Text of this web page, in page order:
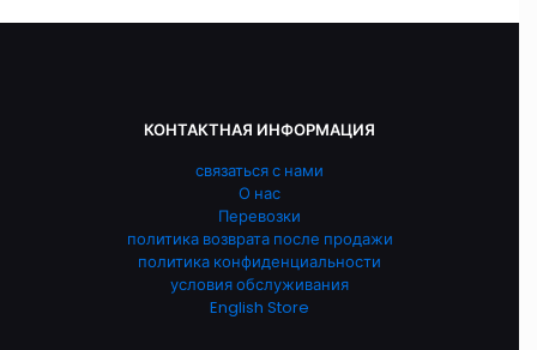
КОНТАКТНАЯ ИНФОРМАЦИЯ
связаться с нами
О нас
Перевозки
политика возврата после продажи
политика конфиденциальности
условия обслуживания
English Store